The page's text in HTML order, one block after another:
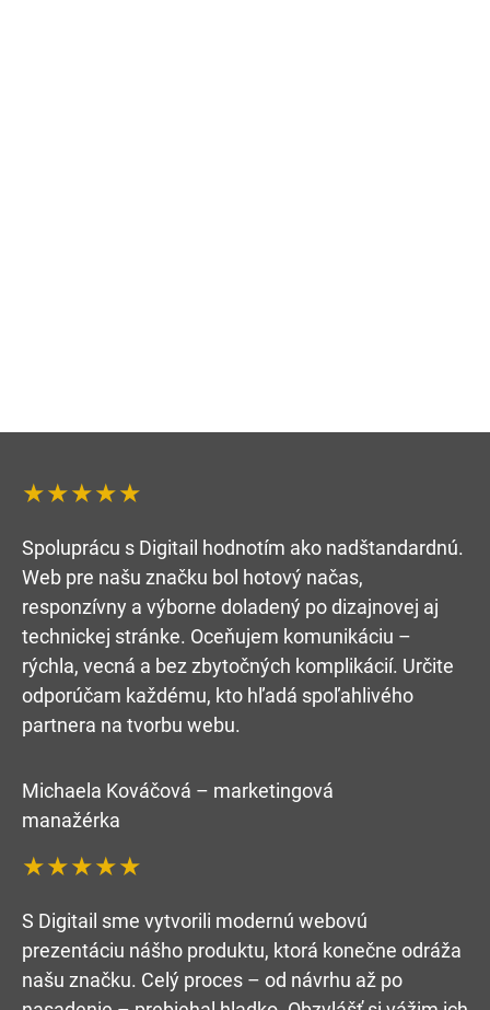
★★★★★
Spoluprácu s Digitail hodnotím ako nadštandardnú.
Web pre našu značku bol hotový načas,
responzívny a výborne doladený po dizajnovej aj
technickej stránke. Oceňujem komunikáciu –
rýchla, vecná a bez zbytočných komplikácií. Určite
odporúčam každému, kto hľadá spoľahlivého
partnera na tvorbu webu.
Michaela Kováčová – marketingová
manažérka
★★★★★
S Digitail sme vytvorili modernú webovú
prezentáciu nášho produktu, ktorá konečne odráža
našu značku. Celý proces – od návrhu až po